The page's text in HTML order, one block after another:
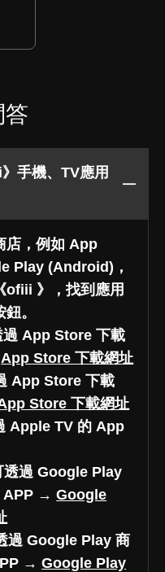
答
手機、TV應用
店，例如 App
Play (Android)，
ofiii 》，找到應用
。
App Store 下載
App Store 下載網址
App Store 下載
Store 下載網址
Apple TV 的 App
過 Google Play
APP →Google
過 Google Play 商
→Google Play